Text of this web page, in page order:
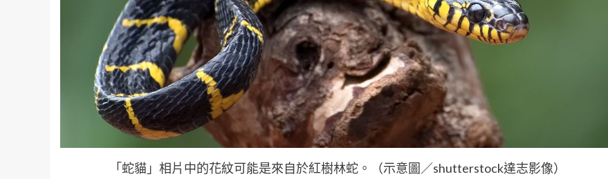
「蛇貓」相片中的花紋可能是來自於紅樹林蛇。（示意圖／shutterstock達志影像）